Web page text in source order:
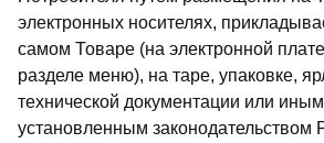
электронных носителях,
самом Товаре (на электронной
разделе меню), на таре, упаковке,
технической документации или
установленным законодательством